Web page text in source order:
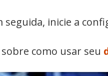
seguida, inicie a
como usar seu